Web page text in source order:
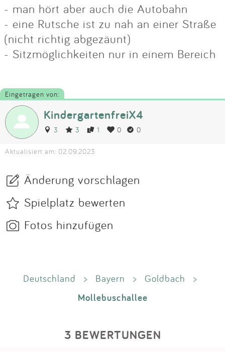
- man hört aber auch die Autobahn
- eine Rutsche ist zu nah an einer Straße
(nicht richtig abgezäunt)
- Sitzmöglichkeiten nur in einem Bereich
Eingetragen von:
KindergartenfreiX4
3 3 1 0 0
Aktualisiert am: 02.09.2023
Änderung vorschlagen
Spielplatz bewerten
Fotos hinzufügen
Deutschland > Bayern > Goldbach >
Mollebuschallee
3 BEWERTUNGEN